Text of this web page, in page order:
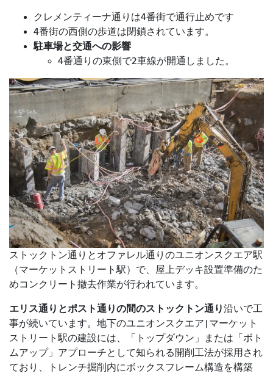
クレメンティーナ通りは4番街で通行止めです
4番街の西側の歩道は閉鎖されています。
駐車場と交通への影響
4番通りの東側で2車線が開通しました。
ストックトン通りとオファレル通りのユニオンスクエア駅
（マーケットストリート駅）で、屋上デッキ設置準備のた
めコンクリート撤去作業が行われています。
エリス通りとポスト通りの間のストックトン通り沿いで工
事が続いています。地下のユニオンスクエア|マーケット
ストリート駅の建設には、「トップダウン」または「ボト
ムアップ」アプローチとして知られる開削工法が採用され
ており、トレンチ掘削内にボックスフレーム構造を構築